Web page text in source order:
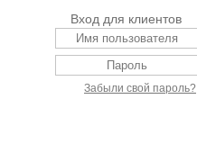
Вход для клиентов
Забыли свой пароль?